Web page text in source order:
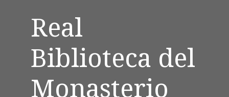
Real
Biblioteca del
Monasterio